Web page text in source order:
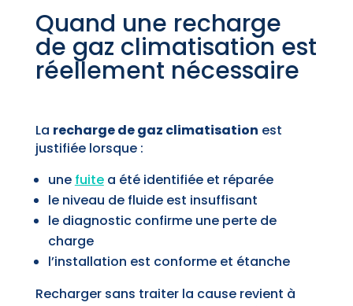
Quand une recharge
de gaz climatisation est
réellement nécessaire
La recharge de gaz climatisation est
justifiée lorsque :
une fuitea été identifiée et réparée
le niveau de fluide est insuffisant
le diagnostic confirme une perte de
charge
l’installation est conforme et étanche
Recharger sans traiter la cause revient à